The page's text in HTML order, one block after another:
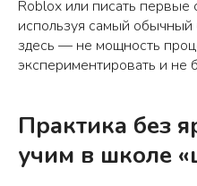
Roblox или писать первые
используя самый обычный
здесь — не мощность
экспериментировать и не
Практика без
учим в школе